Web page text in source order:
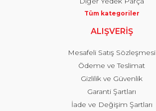
Tüm kategoriler
ALIŞVERİŞ
Mesafeli Satış Sözleşmesi
Ödeme ve Teslimat
Gizlilik ve Güvenlik
Garanti Şartları
İade ve Değişim Şartları